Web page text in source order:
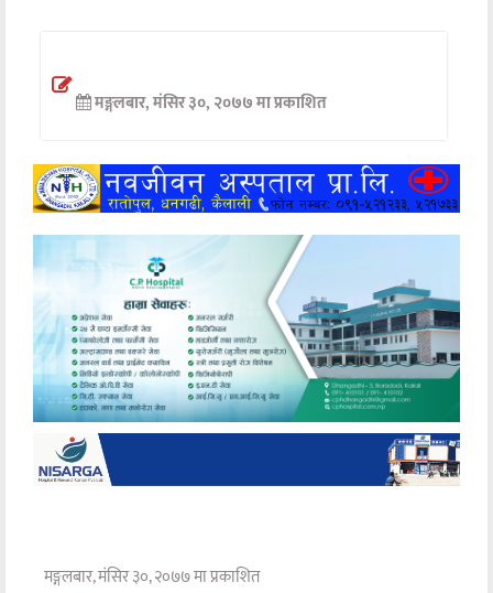
अन्तर्वार्ता
खेलकुद
मनोरञ्जन
अन्य
मङ्गलबार, मंसिर ३०, २०७७ मा प्रकाशित
मङ्गलबार, मंसिर ३०, २०७७ मा प्रकाशित